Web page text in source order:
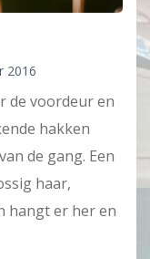
2016
de voordeur en
hakken
de gang. Een
haar,
hangt er her en